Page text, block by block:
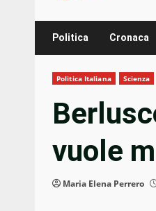
Politica Cronaca
Politica Italiana Scienza
vuole
Maria Elena Perrero